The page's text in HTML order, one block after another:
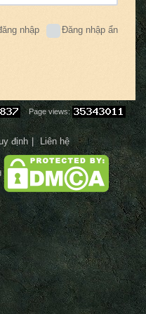
nhập Đăng nhập ẩn
Page views:
định Liên hệ